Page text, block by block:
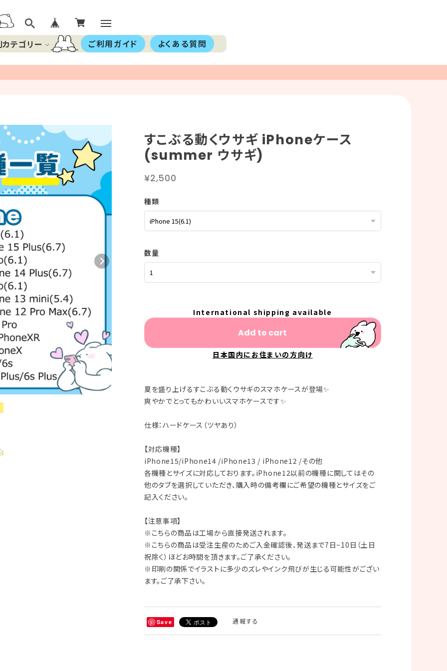
テゴリー ご利用ガイド よくある質問
すこぶる動くウサギ iPhoneケース
(summer ウサギ)
¥2,500
種類
数量
International shipping available
Add to cart
日本国内にお住まいの方向け
夏を盛り上げるすこぶる動くウサギのスマホケースが登場✨
爽やかでとってもかわいいスマホケースです✨
仕様：ハードケース（ツヤあり）
【対応機種】
iPhone15/iPhone14 /iPhone13 / iPhone12 /その他
各機種とサイズに対応しております。iPhone12以前の機種に関してはその
他のタブを選択していただき、購入時の備考欄にご希望の機種とサイズをご
記入ください。
【注意事項】
※こちらの商品は工場から直接発送されます。
※こちらの商品は受注生産のためご入金確認後、発送まで7日~10日（土日
祝除く）ほどお時間を頂きます。ご了承ください。
※印刷の関係でイラストに多少のズレやインク飛びが生じる可能性がござい
ます。ご了承下さい。
Save 通報する